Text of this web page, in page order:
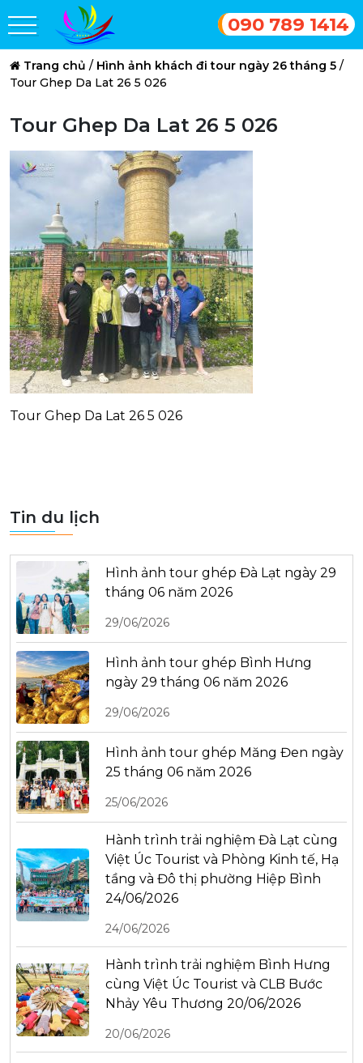
090 789 1414
Trang chủ / Hình ảnh khách đi tour ngày 26 tháng 5 /
Tour Ghep Da Lat 26 5 026
Tour Ghep Da Lat 26 5 026
Tour Ghep Da Lat 26 5 026
Tin du lịch
Hình ảnh tour ghép Đà Lạt ngày 29
tháng 06 năm 2026
29/06/2026
Hình ảnh tour ghép Bình Hưng
ngày 29 tháng 06 năm 2026
29/06/2026
Hình ảnh tour ghép Măng Đen ngày
25 tháng 06 năm 2026
25/06/2026
Hành trình trải nghiệm Đà Lạt cùng
Việt Úc Tourist và Phòng Kinh tế, Hạ
tầng và Đô thị phường Hiệp Bình
24/06/2026
24/06/2026
Hành trình trải nghiệm Bình Hưng
cùng Việt Úc Tourist và CLB Bước
Nhảy Yêu Thương 20/06/2026
20/06/2026